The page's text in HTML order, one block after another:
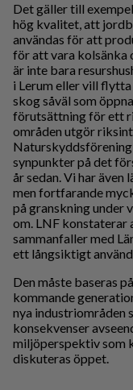
Det gäller till
hög kvalitet, att
användas för att
för att vara kolsänka
är inte bara
i Lerum eller vill
skog såväl som
förutsättning för ett
områden utgör
synpunkter på det
år sedan. Vi har även
men fortfarande
på granskning under
om. LNF konstaterar
sammanfaller med
ett långsiktigt
Den måste baseras
kommande
nya industriområden
konsekvenser
miljöperspektiv som
diskuteras öppet.